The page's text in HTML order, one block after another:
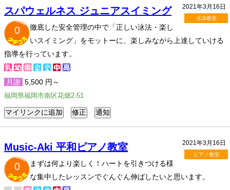
2021年3月16日
水泳教室
スパウェルネス ジュニアスイミング
0
徹底した安全管理の中で「正しい泳法・楽し
いスイミング」をモットーに、楽しみながら上達していける
指導を行っています。
月謝 5,500 円～
福岡県福岡市南区花畑2-51
2021年3月16日
ピアノ教室
Music-Aki 平和ピアノ教室
0
まずは何より楽しく！ハートを引きつける様
な集中したレッスンでぐんぐん伸ばしたいと思います。